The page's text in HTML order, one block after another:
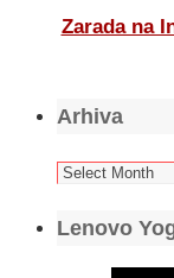
Zarada na
Arhiva
Arhiva
Lenovo